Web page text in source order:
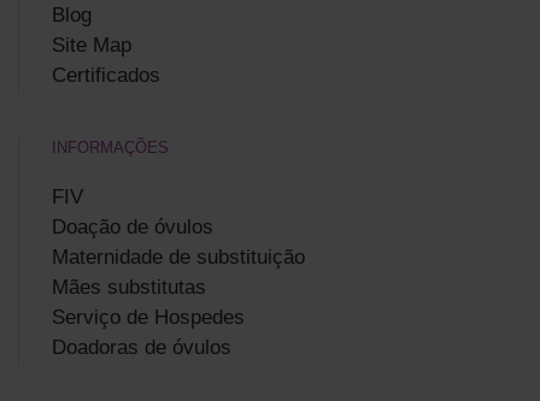
Blog
Site Map
Certificados
INFORMAÇÕES
FIV
Doação de óvulos
Maternidade de substituição
Mães substitutas
Serviço de Hospedes
Doadoras de óvulos